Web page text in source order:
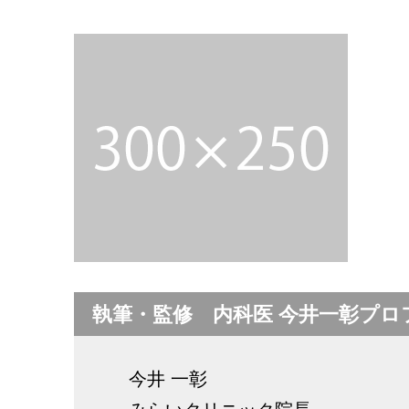
執筆・監修 内科医 今井一彰プロ
今井 一彰